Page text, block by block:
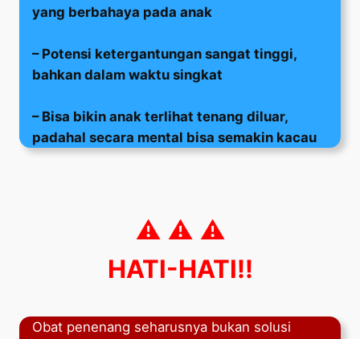
yang berbahaya pada anak
– Potensi ketergantungan sangat tinggi,
bahkan dalam waktu singkat
– Bisa bikin anak terlihat tenang diluar,
padahal secara mental bisa semakin kacau
⚠️ ⚠️ ⚠️
HATI-HATI!!
Obat penenang seharusnya bukan solusi